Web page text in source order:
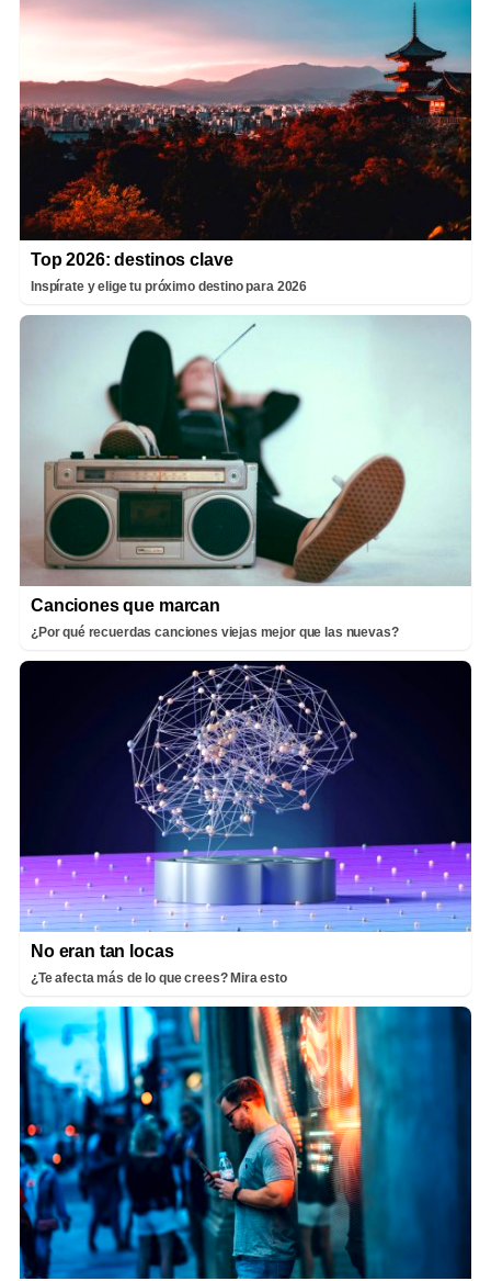
Top 2026: destinos clave
Inspírate y elige tu próximo destino para 2026
Canciones que marcan
¿Por qué recuerdas canciones viejas mejor que las nuevas?
No eran tan locas
¿Te afecta más de lo que crees? Mira esto